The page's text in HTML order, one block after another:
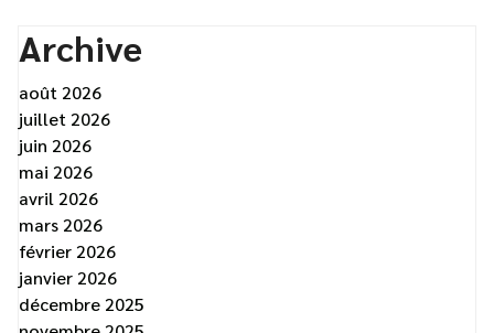
Archive
août 2026
juillet 2026
juin 2026
mai 2026
avril 2026
mars 2026
février 2026
janvier 2026
décembre 2025